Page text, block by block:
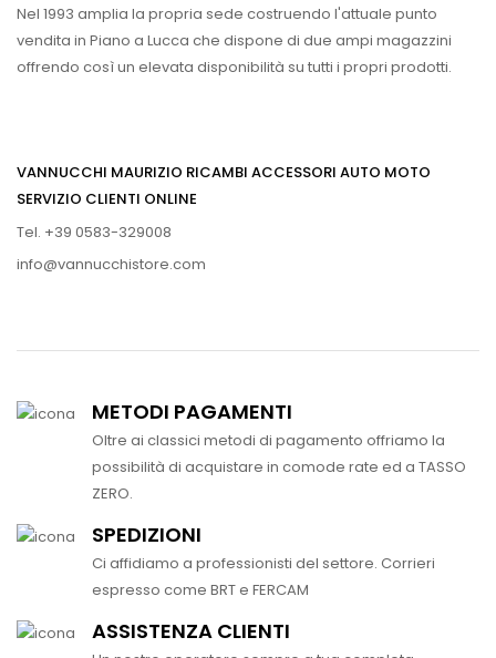
Nel 1993 amplia la propria sede costruendo l'attuale punto
vendita in Piano a Lucca che dispone di due ampi magazzini
offrendo così un elevata disponibilità su tutti i propri prodotti.
VANNUCCHI MAURIZIO RICAMBI ACCESSORI AUTO MOTO
SERVIZIO CLIENTI ONLINE
Tel. +39 0583-329008
info@vannucchistore.com
METODI PAGAMENTI
Oltre ai classici metodi di pagamento offriamo la
possibilità di acquistare in comode rate ed a TASSO
ZERO.
SPEDIZIONI
Ci affidiamo a professionisti del settore. Corrieri
espresso come BRT e FERCAM
ASSISTENZA CLIENTI